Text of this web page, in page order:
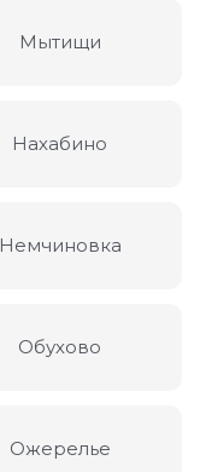
Мытищи
Нахабино
Немчиновка
Обухово
Ожерелье